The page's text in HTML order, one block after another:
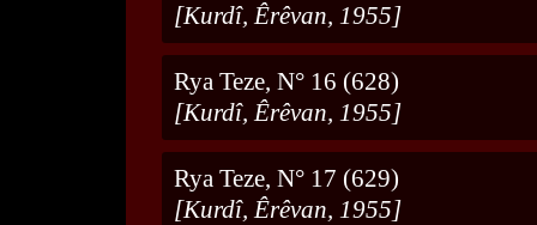
[Kurdî, Êrêvan, 1955]
Rya Teze, N° 16 (628)
[Kurdî, Êrêvan, 1955]
Rya Teze, N° 17 (629)
[Kurdî, Êrêvan, 1955]